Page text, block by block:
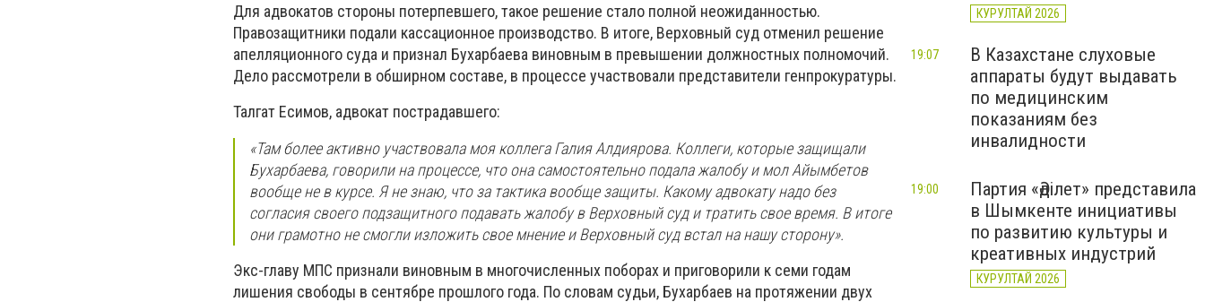
Для адвокатов стороны потерпевшего, такое решение стало полной неожиданностью.
Правозащитники подали кассационное производство. В итоге, Верховный суд отменил решение
апелляционного суда и признал Бухарбаева виновным в превышении должностных полномочий.
Дело рассмотрели в обширном составе, в процессе участвовали представители генпрокуратуры.
Талгат Есимов, адвокат пострадавшего:
«Там более активно участвовала моя коллега Галия Алдиярова. Коллеги, которые защищали
Бухарбаева, говорили на процессе, что она самостоятельно подала жалобу и мол Айымбетов
вообще не в курсе. Я не знаю, что за тактика вообще защиты. Какому адвокату надо без
согласия своего подзащитного подавать жалобу в Верховный суд и тратить свое время. В итоге
они грамотно не смогли изложить свое мнение и Верховный суд встал на нашу сторону».
Экс-главу МПС признали виновным в многочисленных поборах и приговорили к семи годам
лишения свободы в сентябре прошлого года. По словам судьи, Бухарбаев на протяжении двух
КУРУЛТАЙ 2026
В Казахстане слуховые
аппараты будут выдавать
по медицинским
показаниям без
инвалидности
19:07
Партия «Әділет» представила
в Шымкенте инициативы
по развитию культуры и
креативных индустрий
КУРУЛТАЙ 2026
19:00